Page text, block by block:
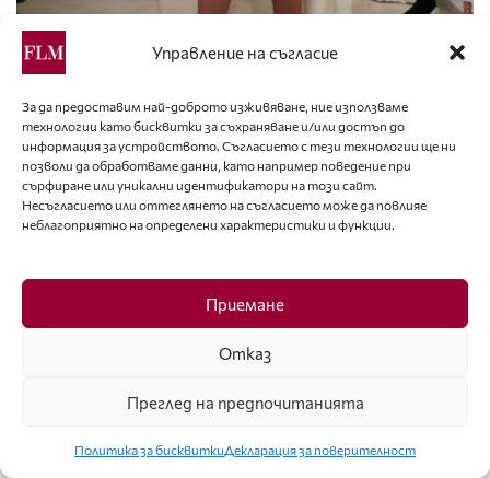
Управление на съгласие
За да предоставим най-доброто изживяване, ние използваме
технологии като бисквитки за съхраняване и/или достъп до
информация за устройството. Съгласието с тези технологии ще ни
позволи да обработваме данни, като например поведение при
сърфиране или уникални идентификатори на този сайт.
Несъгласието или оттеглянето на съгласието може да повлияе
неблагоприятно на определени характеристики и функции.
Приемане
Отказ
Преглед на предпочитанията
Политика за бисквиткиДекларация за поверителност